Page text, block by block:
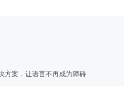
方案，让语言不再成为障碍